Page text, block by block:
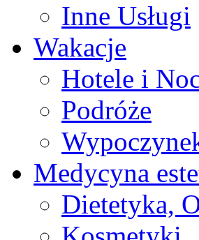
Inne Usługi
Wakacje
Hotele i
Podróże
Medycyna
Dietetyka,